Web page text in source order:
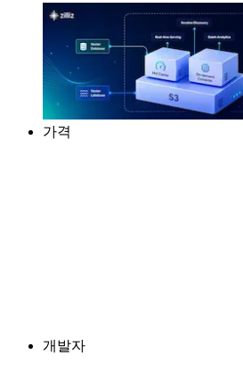
가격
개발자